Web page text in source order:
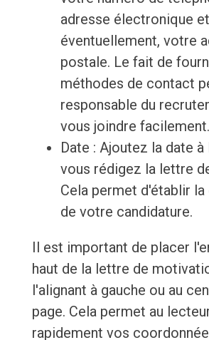
adresse électronique
éventuellement, votre
postale. Le fait de
méthodes de contact
responsable du
vous joindre facilement.
Date : Ajoutez la date à
vous rédigez la lettre
Cela permet d'établir
de votre candidature.
Il est important de placer
haut de la lettre de
l'alignant à gauche ou au
page. Cela permet au
rapidement vos